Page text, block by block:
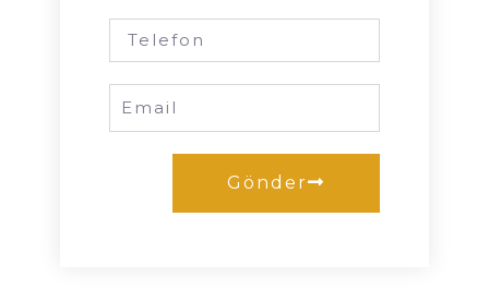
Gönder